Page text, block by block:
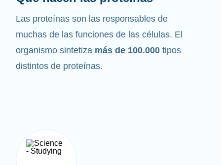
Las proteínas son las responsables de
muchas de las funciones de las células. El
organismo sintetiza más de 100.000 tipos
distintos de proteínas.